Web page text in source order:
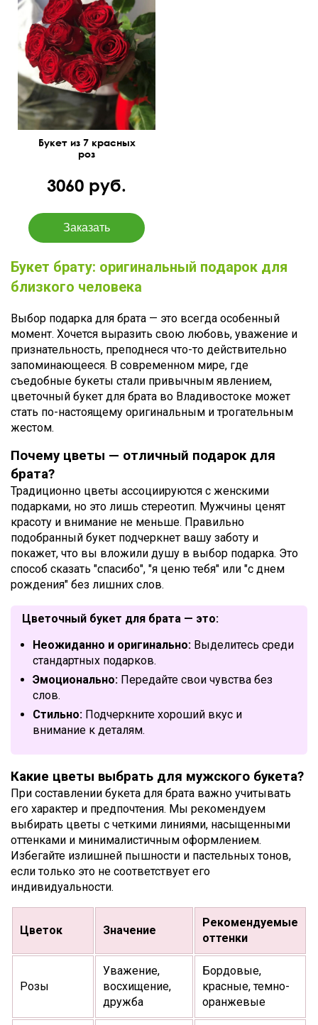
Букет из 7 красных
роз
3060 руб.
Букет брату: оригинальный подарок для
близкого человека
Выбор подарка для брата — это всегда особенный
момент. Хочется выразить свою любовь, уважение и
признательность, преподнеся что-то действительно
запоминающееся. В современном мире, где
съедобные букеты стали привычным явлением,
цветочный букет для брата во Владивостоке может
стать по-настоящему оригинальным и трогательным
жестом.
Почему цветы — отличный подарок для
брата?
Традиционно цветы ассоциируются с женскими
подарками, но это лишь стереотип. Мужчины ценят
красоту и внимание не меньше. Правильно
подобранный букет подчеркнет вашу заботу и
покажет, что вы вложили душу в выбор подарка. Это
способ сказать "спасибо", "я ценю тебя" или "с днем
рождения" без лишних слов.
Цветочный букет для брата — это:
Неожиданно и оригинально: Выделитесь среди
стандартных подарков.
Эмоционально: Передайте свои чувства без
слов.
Стильно: Подчеркните хороший вкус и
внимание к деталям.
Какие цветы выбрать для мужского букета?
При составлении букета для брата важно учитывать
его характер и предпочтения. Мы рекомендуем
выбирать цветы с четкими линиями, насыщенными
оттенками и минималистичным оформлением.
Избегайте излишней пышности и пастельных тонов,
если только это не соответствует его
индивидуальности.
Цветок Значение
Рекомендуемые
оттенки
Розы
Уважение,
восхищение,
дружба
Бордовые,
красные, темно-
оранжевые